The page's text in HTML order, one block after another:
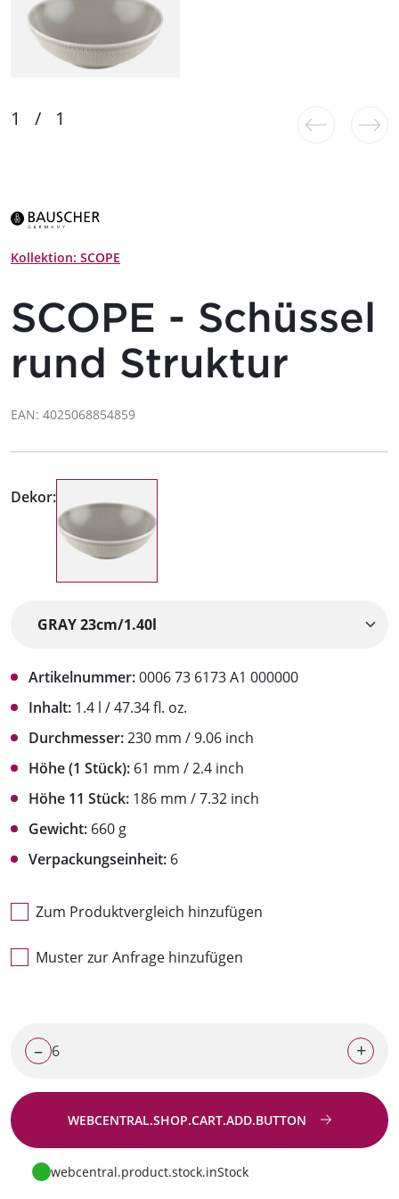
Kollektion: SCOPE
SCOPE - Schüssel
rund Struktur
EAN: 4025068854859
Dekor:
Artikelnummer:0006 73 6173 A1 000000
Inhalt: 1.4 l / 47.34 fl. oz.
Durchmesser:230 mm / 9.06 inch
Höhe (1 Stück): 61 mm / 2.4 inch
Höhe 11 Stück: 186 mm / 7.32 inch
Gewicht: 660 g
Verpackungseinheit: 6
Zum Produktvergleich hinzufügen
Muster zur Anfrage hinzufügen
– +
WEBCENTRAL.SHOP.CART.ADD.BUTTON
Zur Anfrage
webcentral.product.stock.inStock